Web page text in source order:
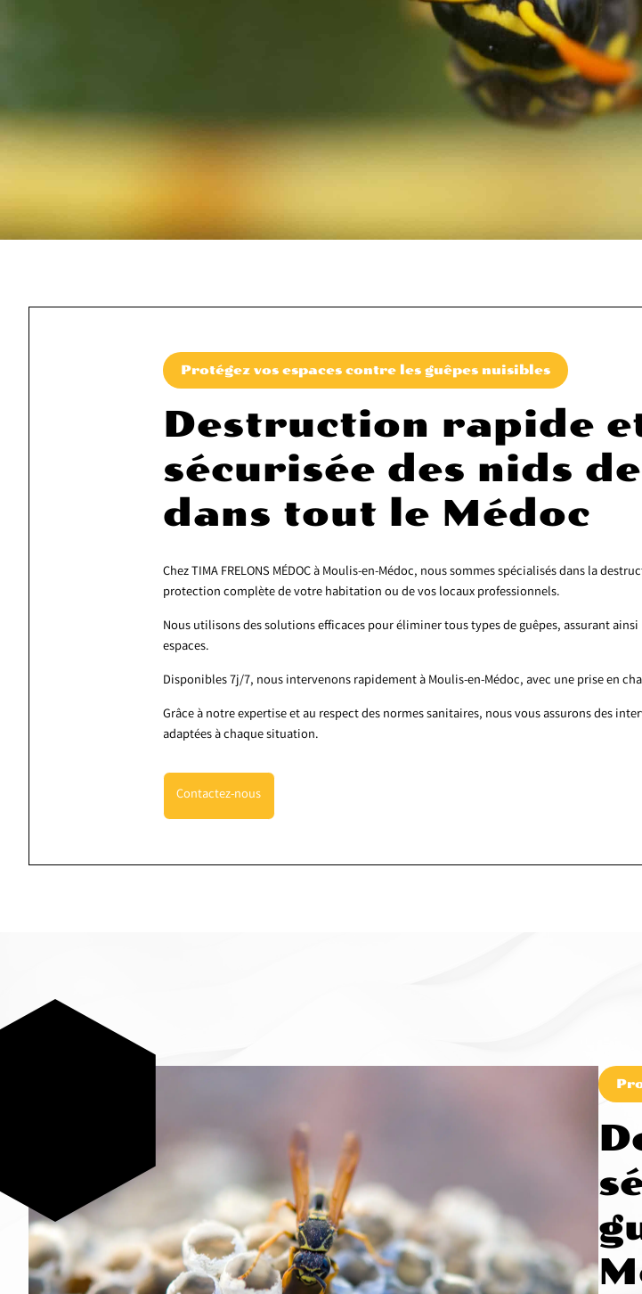
Protégez vos espaces contre les guêpes nuisibles
Destruction rapide
sécurisée des nids
dans tout le Médoc
Chez TIMA FRELONS MÉDOC à Moulis-en-Médoc, nous sommes spécialisés dans la
protection complète de votre habitation ou de vos locaux professionnels.
Nous utilisons des solutions efficaces pour éliminer tous types de guêpes, assurant
espaces.
Disponibles 7j/7, nous intervenons rapidement à Moulis-en-Médoc, avec une prise en
Grâce à notre expertise et au respect des normes sanitaires, nous vous assurons des
adaptées à chaque situation.
Contactez-nous